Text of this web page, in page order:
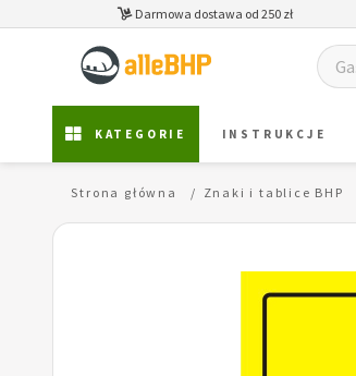
Darmowa dostawa od 250 zł
KATEGORIE INSTRUKCJE
Strona główna Znaki i tablice BHP